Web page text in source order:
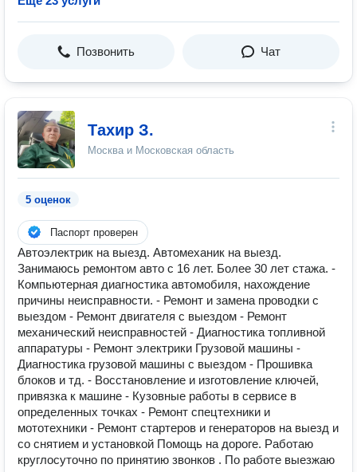
Позвонить Чат
Тахир З.
Москва и Московская область
5 оценок
Паспорт проверен
Автоэлектрик на выезд. Автомеханик на выезд.
Занимаюсь ремонтом авто с 16 лет. Более 30 лет стажа. -
Компьютерная диагностика автомобиля, нахождение
причины неисправности. - Ремонт и замена проводки с
выездом - Ремонт двигателя с выездом - Ремонт
механический неисправностей - Диагностика топливной
аппаратуры - Ремонт электрики Грузовой машины -
Диагностика грузовой машины с выездом - Прошивка
блоков и тд. - Восстановление и изготовление ключей,
привязка к машине - Кузовные работы в сервисе в
определенных точках - Ремонт спецтехники и
мототехники - Ремонт стартеров и генераторов на выезд и
со снятием и установкой Помощь на дороге. Работаю
круглосуточно по принятию звонков . По работе выезжаю